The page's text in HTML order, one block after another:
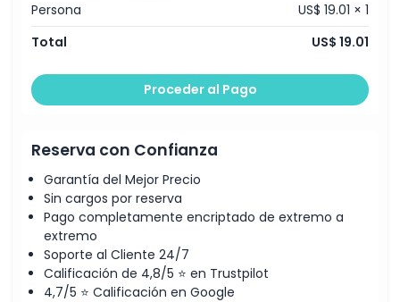
Persona
US$ 19.01 × 1
Total
US$ 19.01
Proceder al Pago
Reserva con Confianza
Garantía del Mejor Precio
Sin cargos por reserva
Pago completamente encriptado de extremo a
extremo
Soporte al Cliente 24/7
Calificación de 4,8/5 ⭐ en Trustpilot
4,7/5 ⭐ Calificación en Google